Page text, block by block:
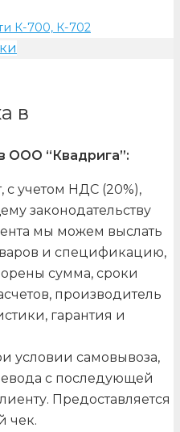
К-700, К-702
в
ООО “Квадрига”:
с учетом НДС (20%),
законодательству
мы можем выслать
и спецификацию,
сумма, сроки
производитель
гарантия и
условии самовывоза,
с последующей
Предоставляется
чек.